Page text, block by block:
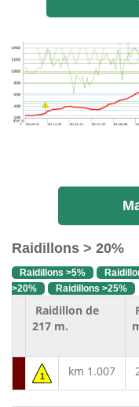
Raidillons > 20%
Raidillons >5%
>20%
Raidillons >25%
Raidillon de
217 m.
1 km 1.007